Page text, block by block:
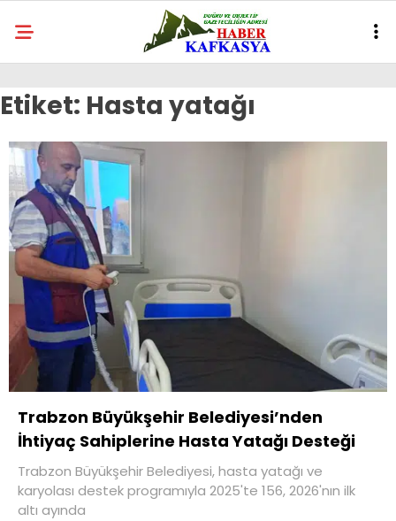
Etiket: Hasta yatağı
Trabzon Büyükşehir Belediyesi’nden
İhtiyaç Sahiplerine Hasta Yatağı Desteği
Trabzon Büyükşehir Belediyesi, hasta yatağı ve
karyolası destek programıyla 2025'te 156, 2026'nın ilk
altı ayında